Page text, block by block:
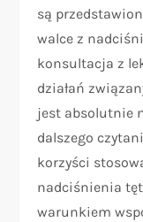
są
walce z
konsultacja z
działań
jest absolutnie
dalszego
korzyści
nadciśnienia
warunkiem